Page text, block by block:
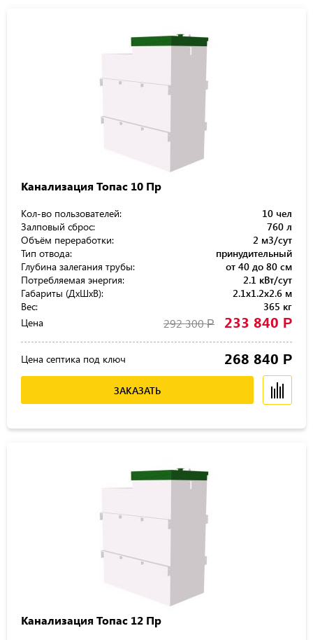
Канализация Топас 10 Пр
Кол-во пользователей:
10 чел
Залповый сброс:
760 л
Объём переработки:
2 м3/сут
Тип отвода:
принудительный
Глубина залегания трубы:
от 40 до 80 см
Потребляемая энергия:
2.1 кВт/сут
Габариты (ДхШхВ):
2.1x1.2x2.6 м
Вес:
365 кг
Цена
292 300Р 233 840 Р
Цена септика под ключ 268 840 Р
ЗАКАЗАТЬ
Канализация Топас 12 Пр